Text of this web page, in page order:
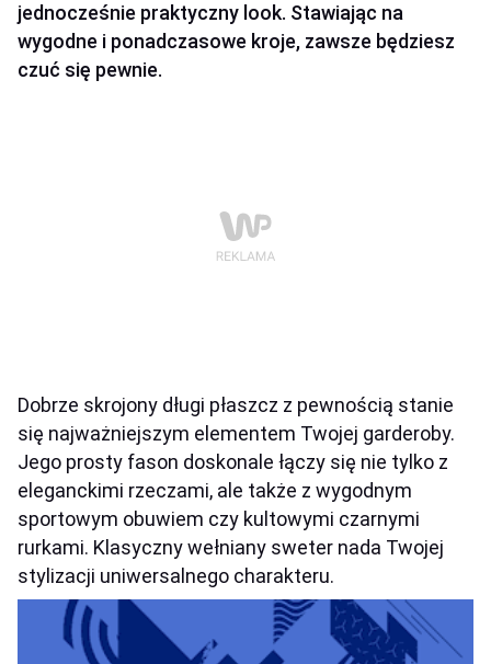
jednocześnie praktyczny look. Stawiając na
wygodne i ponadczasowe kroje, zawsze będziesz
czuć się pewnie.
Dobrze skrojony długi płaszcz z pewnością stanie
się najważniejszym elementem Twojej garderoby.
Jego prosty fason doskonale łączy się nie tylko z
eleganckimi rzeczami, ale także z wygodnym
sportowym obuwiem czy kultowymi czarnymi
rurkami. Klasyczny wełniany sweter nada Twojej
stylizacji uniwersalnego charakteru.